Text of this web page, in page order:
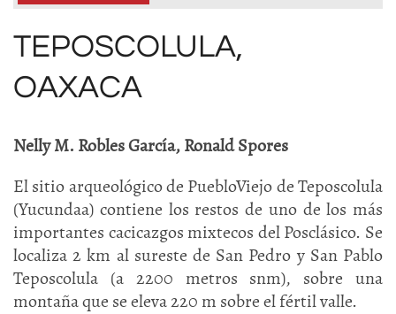
TEPOSCOLULA,
OAXACA
Nelly M. Robles García, Ronald Spores
El sitio arqueológico de PuebloViejo de Teposcolula
(Yucundaa) contiene los restos de uno de los más
importantes cacicazgos mixtecos del Posclásico. Se
localiza 2 km al sureste de San Pedro y San Pablo
Teposcolula (a 2200 metros snm), sobre una
montaña que se eleva 220 m sobre el fértil valle.